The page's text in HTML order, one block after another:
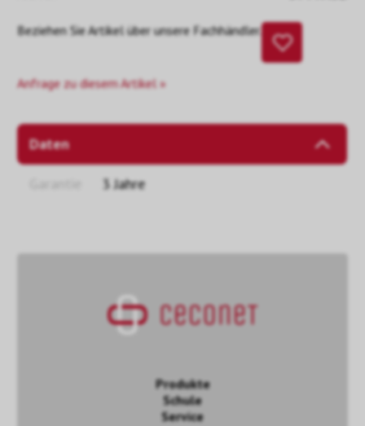
Beziehen Sie Artikel über unsere Fachhändler.
Anfrage zu diesem Artikel »
Daten
3 Jahre
Produkte
Schule
Service